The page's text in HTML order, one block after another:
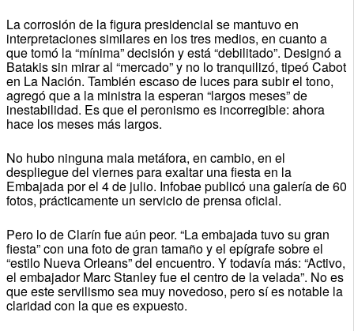
La corrosión de la figura presidencial se mantuvo en
interpretaciones similares en los tres medios, en cuanto a
que tomó la “mínima” decisión y está “debilitado”. Designó a
Batakis sin mirar al “mercado” y no lo tranquilizó, tipeó Cabot
en La Nación. También escaso de luces para subir el tono,
agregó que a la ministra la esperan “largos meses” de
inestabilidad. Es que el peronismo es incorregible: ahora
hace los meses más largos.
No hubo ninguna mala metáfora, en cambio, en el
despliegue del viernes para exaltar una fiesta en la
Embajada por el 4 de julio. Infobae publicó una galería de 60
fotos, prácticamente un servicio de prensa oficial.
Pero lo de Clarín fue aún peor. “La embajada tuvo su gran
fiesta” con una foto de gran tamaño y el epígrafe sobre el
“estilo Nueva Orleans” del encuentro. Y todavía más: “Activo,
el embajador Marc Stanley fue el centro de la velada”. No es
que este servilismo sea muy novedoso, pero sí es notable la
claridad con la que es expuesto.